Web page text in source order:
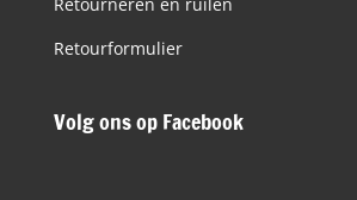
Retourformulier
Volg ons op Facebook